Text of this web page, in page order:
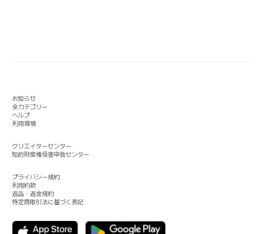
お知らせ
全カテゴリー
ヘルプ
利用環境
クリエイターセンター
知的財産権侵害申告センター
プライバシー規約
利用約款
返品・返金規約
特定商取引法に基づく表記